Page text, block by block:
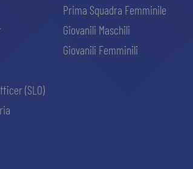
(SLO)
Prima Squadra Femminile
Giovanili Maschili
Giovanili Femminili